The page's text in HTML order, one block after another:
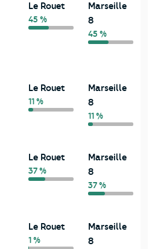
Le Rouet
45 %
Marseille
8
45 %
Le Rouet
11 %
Marseille
8
11 %
Le Rouet
37 %
Marseille
8
37 %
Le Rouet
1 %
Marseille
8